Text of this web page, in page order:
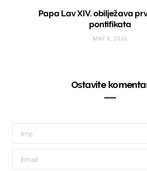
Papa Lav XIV. obilježava
pontifikata
MAY 8, 2026
Ostavite